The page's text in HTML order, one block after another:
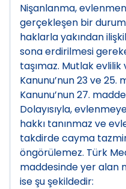
Nişanlanma,
gerçekleşen bir
haklarla yakından
sona erdirilmesi
taşımaz. Mutlak
Kanunu’nun 23 ve
Kanunu’nun 27.
Dolayısıyla,
hakkı tanınmaz ve
takdirde cayma
öngörülemez. Türk
maddesinde yer alan
ise şu şekildedir: